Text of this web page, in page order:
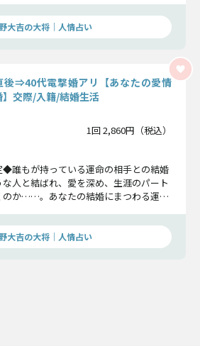
大吉の大将｜人情占い
後⇒40代電撃婚アリ【あなたの愛情
】交際/入籍/結婚生活
1回 2,860円（税込）
誰もが持っている運命の相手との結婚
人と結ばれ、愛を深め、生涯のパート
のか……。あなたの結婚にまつわる運命
大吉の大将｜人情占い